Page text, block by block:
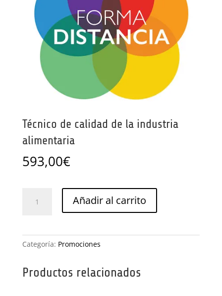
Técnico de calidad de la industria
alimentaria
593,00€
industria
cantidad
Añadir al carrito
Categoría: Promociones
Productos relacionados